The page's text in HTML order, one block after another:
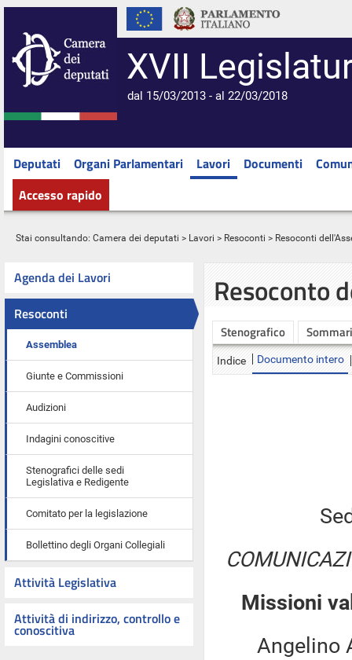
XVII
dal 15/03/2013 - al 22/03/2018
Deputati Organi Parlamentari Lavori Documenti
Accesso rapido
Stai consultando: Camera dei deputati > Lavori > Resoconti > Resoconti
Agenda dei Lavori
Resoconti
Assemblea
Giunte e Commissioni
Audizioni
Indagini conoscitive
Stenografici delle sedi
Legislativa e Redigente
Comitato per la legislazione
Bollettino degli Organi Collegiali
Attività Legislativa
Attività di indirizzo, controllo e
conoscitiva
Resoconto
Stenografico
Indice Documento intero
Missioni
Angelino